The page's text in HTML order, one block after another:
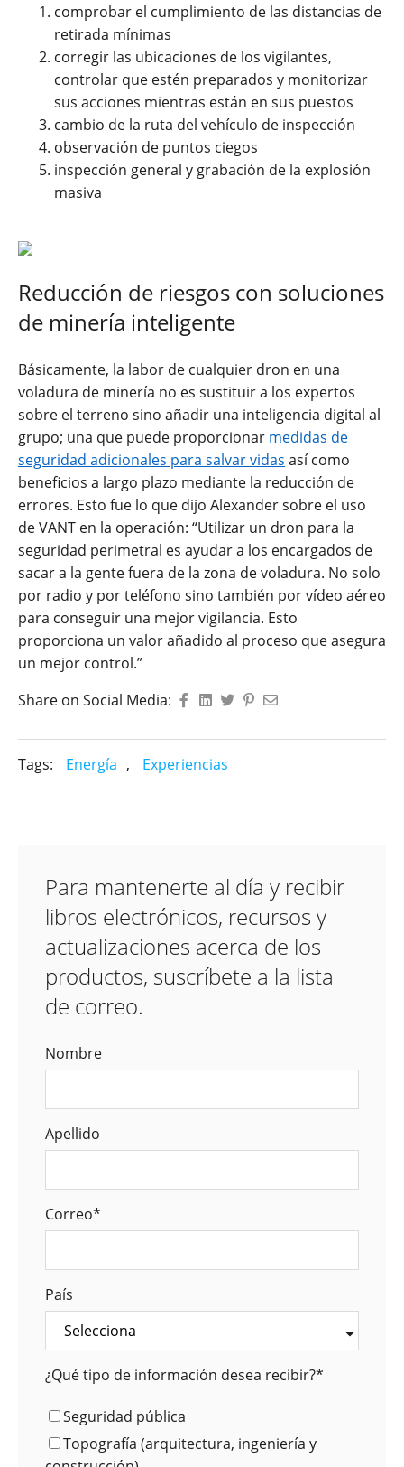
comprobar el cumplimiento de las distancias de
retirada mínimas
corregir las ubicaciones de los vigilantes,
controlar que estén preparados y monitorizar
sus acciones mientras están en sus puestos
cambio de la ruta del vehículo de inspección
observación de puntos ciegos
inspección general y grabación de la explosión
masiva
Reducción de riesgos con soluciones
de minería inteligente
Básicamente, la labor de cualquier dron en una
voladura de minería no es sustituir a los expertos
sobre el terreno sino añadir una inteligencia digital al
grupo; una que puede proporcionar medidas de
seguridad adicionales para salvar vidas así como
beneficios a largo plazo mediante la reducción de
errores. Esto fue lo que dijo Alexander sobre el uso
de VANT en la operación: “Utilizar un dron para la
seguridad perimetral es ayudar a los encargados de
sacar a la gente fuera de la zona de voladura. No solo
por radio y por teléfono sino también por vídeo aéreo
para conseguir una mejor vigilancia. Esto
proporciona un valor añadido al proceso que asegura
un mejor control.”
Share on Social Media:
Tags: Energía , Experiencias
Para mantenerte al día y recibir
libros electrónicos, recursos y
actualizaciones acerca de los
productos, suscríbete a la lista
de correo.
Nombre
Apellido
Correo*
País
¿Qué tipo de información desea recibir?*
Seguridad pública
Topografía (arquitectura, ingeniería y